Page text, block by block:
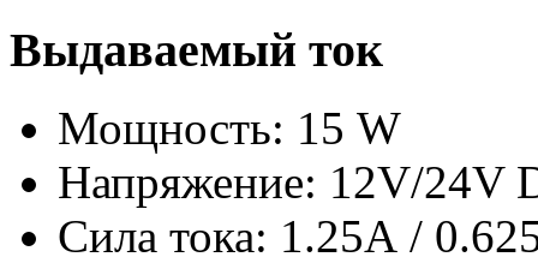
Выдаваемый ток
Мощность: 15 W
Напряжение: 12V/24V
Сила тока: 1.25А /